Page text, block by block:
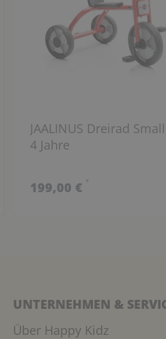
JAALINUS Dreirad
4 Jahre
199,00 € *
UNTERNEHMEN &
Über Happy Kidz